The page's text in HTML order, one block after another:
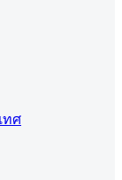
ทศ